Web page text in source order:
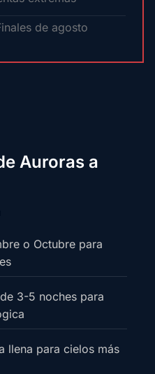
de agosto
Auroras a
o Octubre para
3-5 noches para
llena para cielos más